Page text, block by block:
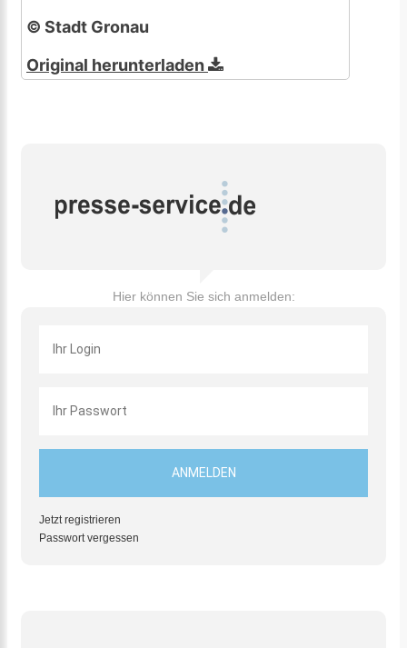
© Stadt Gronau
Original herunterladen
Hier können Sie sich anmelden:
Jetzt registrieren
Passwort vergessen